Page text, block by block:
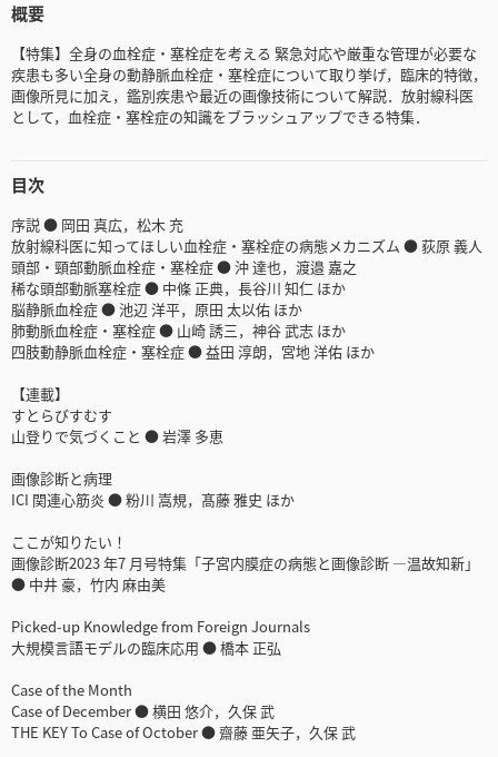
概要
【特集】全身の血栓症・塞栓症を考える 緊急対応や厳重な管理が必要な
疾患も多い全身の動静脈血栓症・塞栓症について取り挙げ，臨床的特徴，
画像所見に加え，鑑別疾患や最近の画像技術について解説．放射線科医
として，血栓症・塞栓症の知識をブラッシュアップできる特集．
目次
序説 ● 岡田 真広，松木 充
放射線科医に知ってほしい血栓症・塞栓症の病態メカニズム ● 荻原 義人
頭部・頸部動脈血栓症・塞栓症 ● 沖 達也，渡邉 嘉之
稀な頭部動脈塞栓症 ● 中條 正典，長谷川 知仁 ほか
脳静脈血栓症 ● 池辺 洋平，原田 太以佑 ほか
肺動脈血栓症・塞栓症 ● 山崎 誘三，神谷 武志 ほか
四肢動静脈血栓症・塞栓症 ● 益田 淳朗，宮地 洋佑 ほか
【連載】
すとらびすむす
山登りで気づくこと ● 岩澤 多恵
画像診断と病理
ICI 関連心筋炎 ● 粉川 嵩規，髙藤 雅史 ほか
ここが知りたい！
画像診断2023 年7 月号特集「子宮内膜症の病態と画像診断 ―温故知新」
● 中井 豪，竹内 麻由美
Picked-up Knowledge from Foreign Journals
大規模言語モデルの臨床応用 ● 橋本 正弘
Case of the Month
Case of December ● 横田 悠介，久保 武
THE KEY To Case of October ● 齋藤 亜矢子，久保 武